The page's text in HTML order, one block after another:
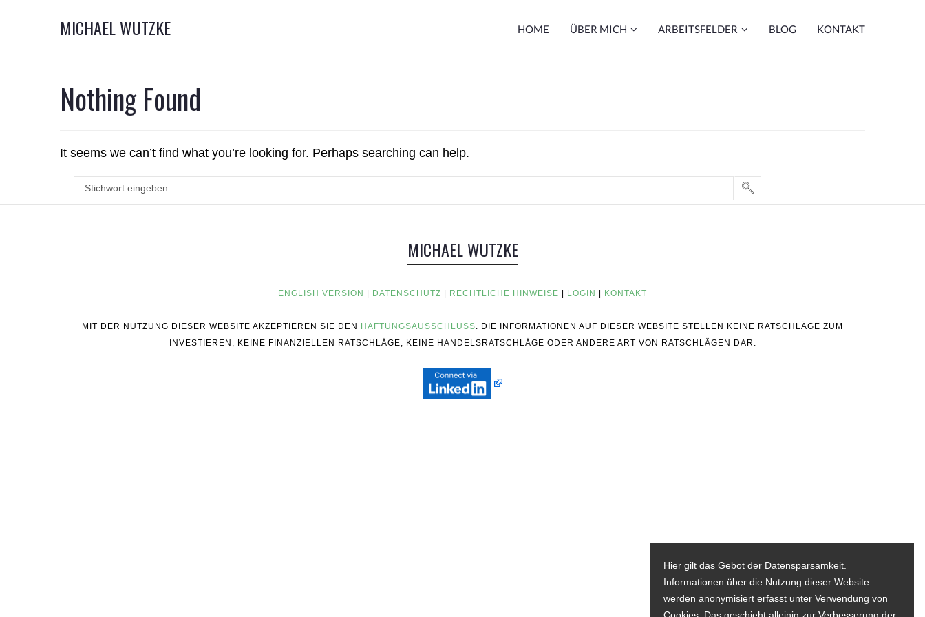
MICHAEL WUTZKE HOME ÜBER MICH ARBEITSFELDER BLOG KONTAKT
Nothing Found
It seems we can’t find what you’re looking for. Perhaps searching can help.
MICHAEL WUTZKE
ENGLISH VERSION | DATENSCHUTZ | RECHTLICHE HINWEISE | LOGIN | KONTAKT
MIT DER NUTZUNG DIESER WEBSITE AKZEPTIEREN SIE DEN HAFTUNGSAUSSCHLUSS . DIE INFORMATIONEN AUF DIESER WEBSITE STELLEN KEINE RATSCHLÄGE ZUM
INVESTIEREN, KEINE FINANZIELLEN RATSCHLÄGE, KEINE HANDELSRATSCHLÄGE ODER ANDERE ART VON RATSCHLÄGEN DAR.
Hier gilt das Gebot der Datensparsamkeit.
Informationen über die Nutzung dieser Website
werden anonymisiert erfasst unter Verwendung von